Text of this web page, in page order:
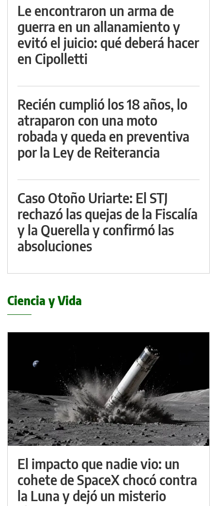
Le encontraron un arma de
guerra en un allanamiento y
evitó el juicio: qué deberá hacer
en Cipolletti
Recién cumplió los 18 años, lo
atraparon con una moto
robada y queda en preventiva
por la Ley de Reiterancia
Caso Otoño Uriarte: El STJ
rechazó las quejas de la Fiscalía
y la Querella y confirmó las
absoluciones
Ciencia y Vida
El impacto que nadie vio: un
cohete de SpaceX chocó contra
la Luna y dejó un misterio